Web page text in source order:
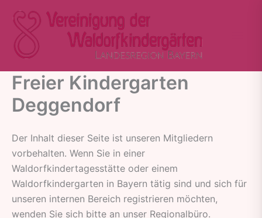
Inhalt
springen
Freier Kindergarten
Deggendorf
Der Inhalt dieser Seite ist unseren Mitgliedern
vorbehalten. Wenn Sie in einer
Waldorfkindertagesstätte oder einem
Waldorfkindergarten in Bayern tätig sind und sich für
unseren internen Bereich registrieren möchten,
wenden Sie sich bitte an unser Regionalbüro.